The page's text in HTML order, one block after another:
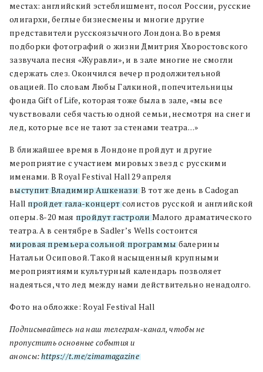
местах: английский эстеблишмент, посол России, русские
олигархи, беглые бизнесмены и многие другие
представители русскоязычного Лондона. Во время
подборки фотографий о жизни Дмитрия Хворостовского
зазвучала песня «Журавли», и в зале многие не смогли
сдержать слез. Окончился вечер продолжительной
овацией. По словам Любы Галкиной, попечительницы
фонда Gift of Life, которая тоже была в зале, «мы все
чувствовали себя частью одной семьи, несмотря на снег и
лед, которые все не тают за стенами театра…»
В ближайшее время в Лондоне пройдут и другие
мероприятие с участием мировых звезд с русскими
именами. В Royal Festival Hall 29 апреля
выступит Владимир Ашкенази. В тот же день в Cadogan
Hall пройдет гала-концертсолистов русской и английской
оперы. 8-20 мая пройдут гастролиМалого драматического
театра. А в сентябре в Sadler’s Wells состоится
мировая премьера сольной программыбалерины
Натальи Осиповой. Такой насыщенный крупными
мероприятиями культурный календарь позволяет
надеяться, что лед между нами действительно ненадолго.
Фото на обложке: Royal Festival Hall
Подписывайтесь на наш телеграм-канал, чтобы не
пропустить основные события и
анонсы:https://t.me/zimamagazine.